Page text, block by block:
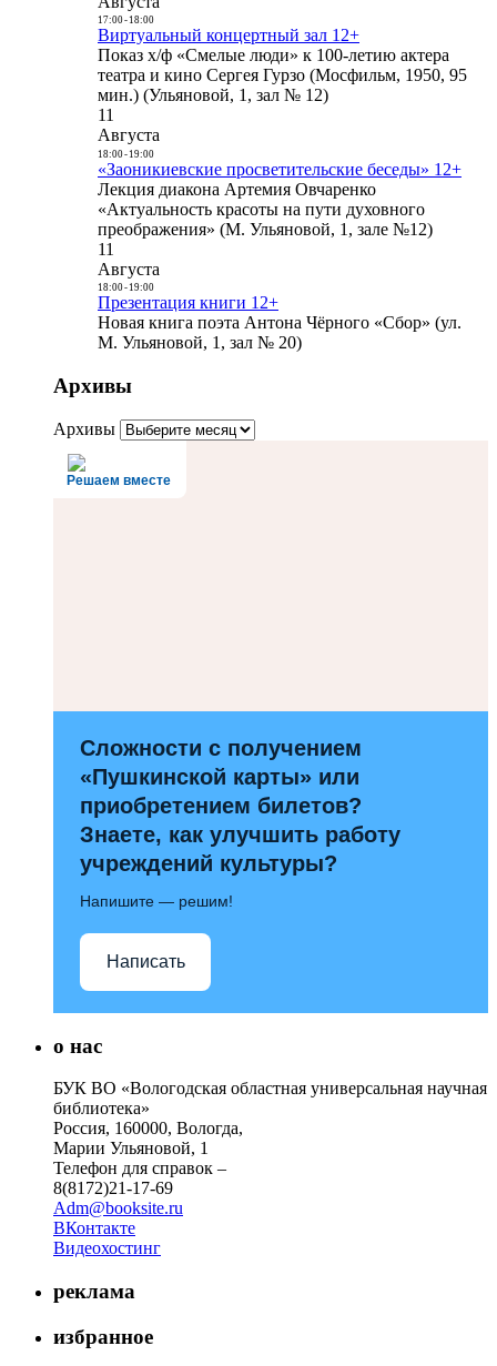
17:00- 18:00
Виртуальный концертный зал 12+
Показ х/ф «Смелые люди» к 100-летию актера
театра и кино Сергея Гурзо (Мосфильм, 1950, 95
мин.) (Ульяновой, 1, зал № 12)
11
Августа
18:00- 19:00
«Заоникиевские просветительские беседы» 12+
Лекция диакона Артемия Овчаренко
«Актуальность красоты на пути духовного
преображения» (М. Ульяновой, 1, зале №12)
11
Августа
18:00- 19:00
Презентация книги 12+
Новая книга поэта Антона Чёрного «Сбор» (ул.
М. Ульяновой, 1, зал № 20)
Архивы
Архивы
Решаем вместе
Сложности с получением
«Пушкинской карты» или
приобретением билетов?
Знаете, как улучшить работу
учреждений культуры?
Напишите — решим!
Написать
о нас
БУК ВО «Вологодская областная универсальная научная
библиотека»
Россия, 160000, Вологда,
Марии Ульяновой, 1
Телефон для справок –
8(8172)21-17-69
Adm@booksite.ru
ВКонтакте
Видеохостинг
реклама
избранное